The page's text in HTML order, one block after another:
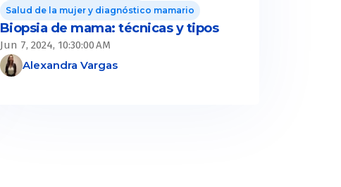
Salud de la mujer y diagnóstico mamario
Biopsia de mama: técnicas y tipos
Jun 7, 2024, 10:30:00 AM
Alexandra Vargas